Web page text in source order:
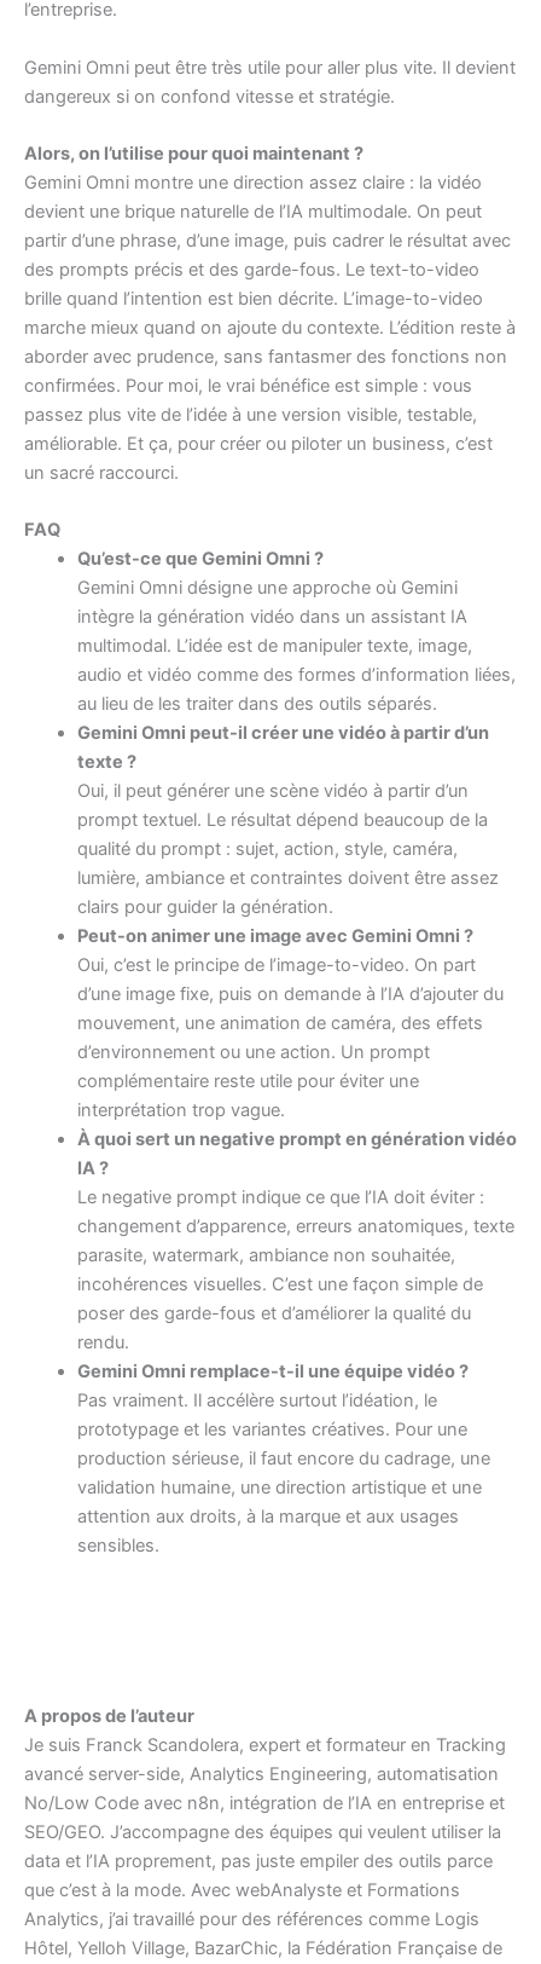
l’entreprise.
Gemini Omni peut être très utile pour aller plus vite. Il devient
dangereux si on confond vitesse et stratégie.
Alors, on l’utilise pour quoi maintenant ?
Gemini Omni montre une direction assez claire : la vidéo
devient une brique naturelle de l’IA multimodale. On peut
partir d’une phrase, d’une image, puis cadrer le résultat avec
des prompts précis et des garde-fous. Le text-to-video
brille quand l’intention est bien décrite. L’image-to-video
marche mieux quand on ajoute du contexte. L’édition reste à
aborder avec prudence, sans fantasmer des fonctions non
confirmées. Pour moi, le vrai bénéfice est simple : vous
passez plus vite de l’idée à une version visible, testable,
améliorable. Et ça, pour créer ou piloter un business, c’est
un sacré raccourci.
FAQ
Qu’est-ce que Gemini Omni ?
Gemini Omni désigne une approche où Gemini
intègre la génération vidéo dans un assistant IA
multimodal. L’idée est de manipuler texte, image,
audio et vidéo comme des formes d’information liées,
au lieu de les traiter dans des outils séparés.
Gemini Omni peut-il créer une vidéo à partir d’un
texte ?
Oui, il peut générer une scène vidéo à partir d’un
prompt textuel. Le résultat dépend beaucoup de la
qualité du prompt : sujet, action, style, caméra,
lumière, ambiance et contraintes doivent être assez
clairs pour guider la génération.
Peut-on animer une image avec Gemini Omni ?
Oui, c’est le principe de l’image-to-video. On part
d’une image fixe, puis on demande à l’IA d’ajouter du
mouvement, une animation de caméra, des effets
d’environnement ou une action. Un prompt
complémentaire reste utile pour éviter une
interprétation trop vague.
À quoi sert un negative prompt en génération vidéo
IA ?
Le negative prompt indique ce que l’IA doit éviter :
changement d’apparence, erreurs anatomiques, texte
parasite, watermark, ambiance non souhaitée,
incohérences visuelles. C’est une façon simple de
poser des garde-fous et d’améliorer la qualité du
rendu.
Gemini Omni remplace-t-il une équipe vidéo ?
Pas vraiment. Il accélère surtout l’idéation, le
prototypage et les variantes créatives. Pour une
production sérieuse, il faut encore du cadrage, une
validation humaine, une direction artistique et une
attention aux droits, à la marque et aux usages
sensibles.
A propos de l’auteur
Je suis Franck Scandolera, expert et formateur en Tracking
avancé server-side, Analytics Engineering, automatisation
No/Low Code avec n8n, intégration de l’IA en entreprise et
SEO/GEO. J’accompagne des équipes qui veulent utiliser la
data et l’IA proprement, pas juste empiler des outils parce
que c’est à la mode. Avec webAnalyste et Formations
Analytics, j’ai travaillé pour des références comme Logis
Hôtel, Yelloh Village, BazarChic, la Fédération Française de